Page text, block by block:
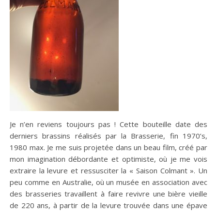
Je n’en reviens toujours pas ! Cette bouteille date des
derniers brassins réalisés par la Brasserie, fin 1970’s,
1980 max. Je me suis projetée dans un beau film, créé par
mon imagination débordante et optimiste, où je me vois
extraire la levure et ressusciter la « Saison Colmant ». Un
peu comme en Australie, où un musée en association avec
des brasseries travaillent à faire revivre une bière vieille
de 220 ans, à partir de la levure trouvée dans une épave